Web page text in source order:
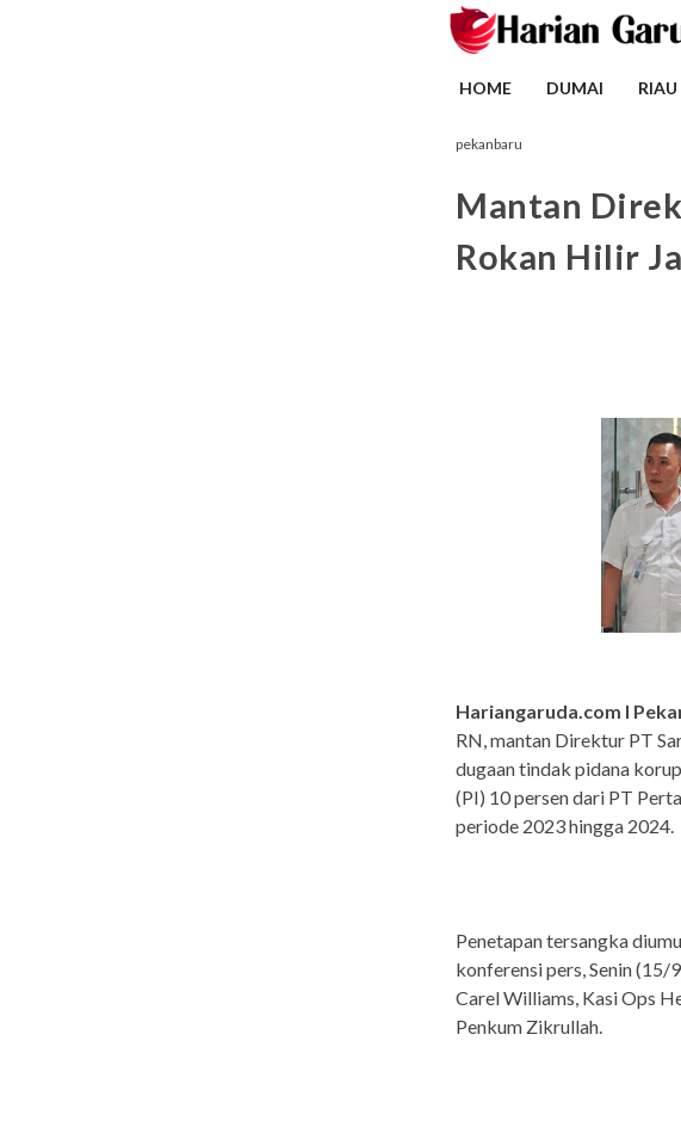
HOME DUMAI RIAU
pekanbaru
Mantan
Rokan Hilir
Hariangaruda.com I
RN, mantan Direktur PT
dugaan tindak pidana
(PI) 10 persen dari PT
periode 2023 hingga 2024.
Penetapan tersangka
konferensi pers, Senin
Carel Williams, Kasi Ops
Penkum Zikrullah.